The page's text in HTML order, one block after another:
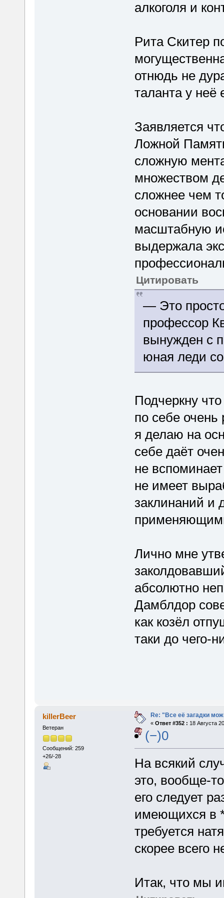
алкоголя и
Рита Скитер
отнюдь не
таланта у неё
Заявляется
Ложной
сложную
множеством
сложнее чем
основании
масштабную
выдержала
Цитировать
— Это
профессор
вынужден с
юная леди
Подчеркну
по себе очень
я делаю на
себе даёт
не
не имеет
заклинаний и
Лично мне
абсолютно
Дамблдор
как козёл
таки до чего-
killerBeer
Ветеран
Сообщений: 259
+26/-28
Re: "Все её загадки
« Ответ #352 : 18 Августа
(−)0
На всякий
это, вообще-
его следует
имеющихся в
требуется
скорее всего
Итак, что мы